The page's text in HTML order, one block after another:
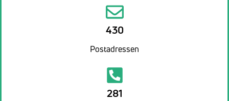
430
Postadressen
281